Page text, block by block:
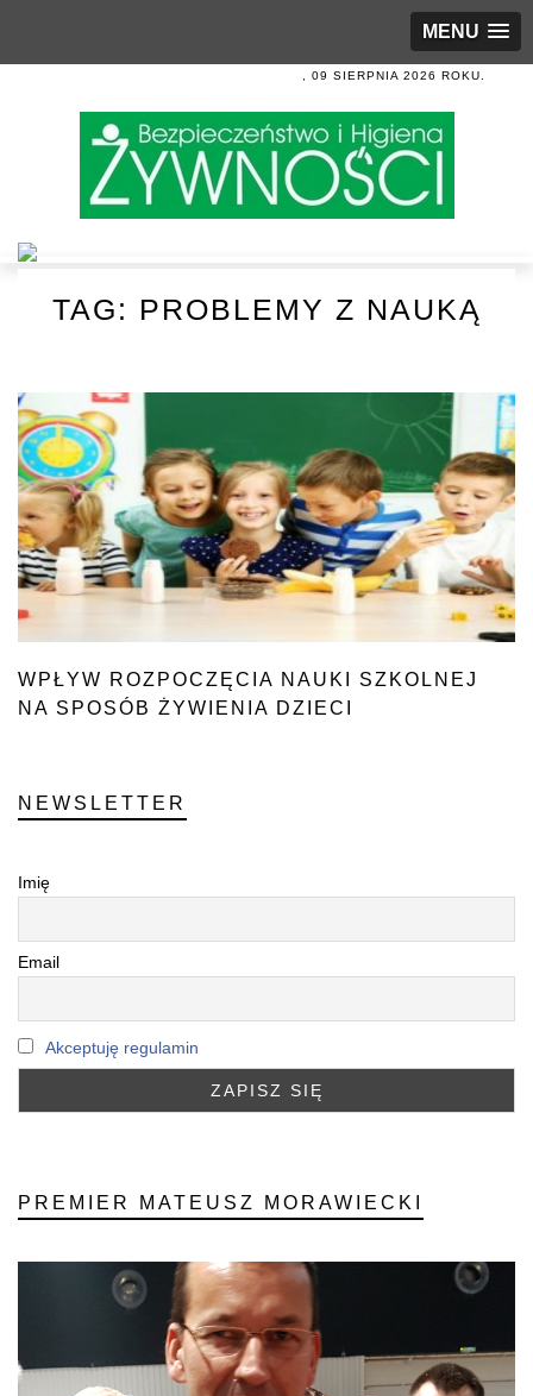
MENU
, 09 SIERPNIA 2026 ROKU.
TAG: PROBLEMY Z NAUKĄ
WPŁYW ROZPOCZĘCIA NAUKI SZKOLNEJ
NA SPOSÓB ŻYWIENIA DZIECI
NEWSLETTER
Imię
Email
Akceptuję regulamin
PREMIER MATEUSZ MORAWIECKI